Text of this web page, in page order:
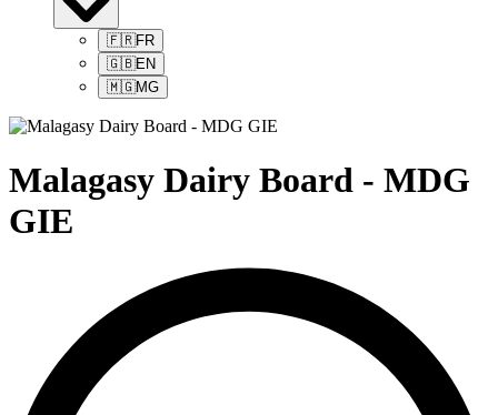
🇫🇷FR
🇬🇧EN
🇲🇬MG
Malagasy Dairy Board - MDG
GIE